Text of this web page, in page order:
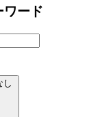
ワード
し